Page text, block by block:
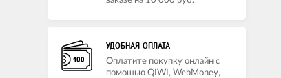
УДОБНАЯ ОПЛАТА
Оплатите покупку онлайн с
помощью QIWI, WebMoney,